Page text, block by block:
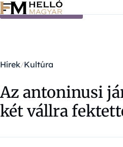
Ugrás a tartalomra
Hírek Kultúra
Az antoninusi
két vállra